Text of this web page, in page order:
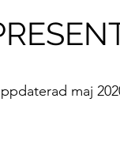
maj